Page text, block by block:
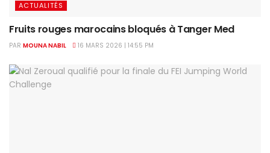
ACTUALITÉS
Fruits rouges marocains bloqués à Tanger Med
PAR MOUNA NABIL 16 MARS 2026 | 14:55 PM